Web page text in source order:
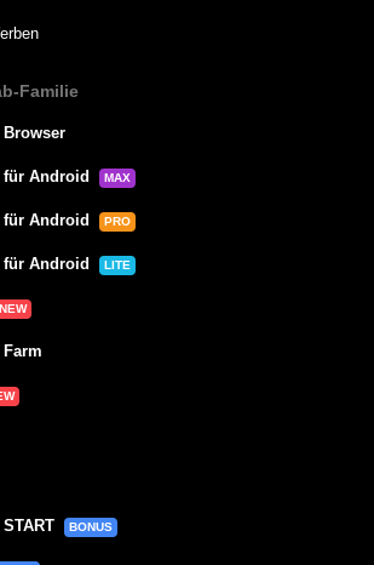
Familie
Browser
für Android MAX
für Android PRO
für Android LITE
NEW
Farm
START BONUS